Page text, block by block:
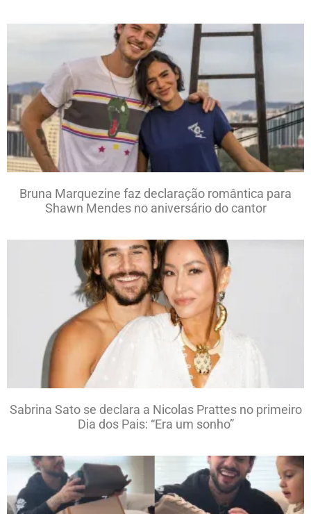
Bruna Marquezine faz declaração romântica para
Shawn Mendes no aniversário do cantor
Sabrina Sato se declara a Nicolas Prattes no primeiro
Dia dos Pais: “Era um sonho”